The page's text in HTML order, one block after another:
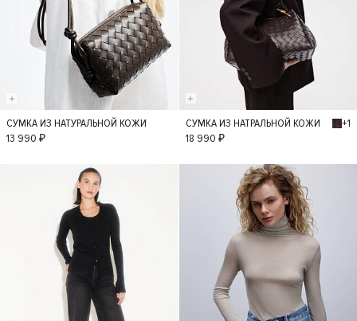
S
СУМКА ИЗ НАТУРАЛЬНОЙ КОЖИ
13 990 ₽
S
СУМКА ИЗ НАТРАЛЬНОЙ КОЖИ
+1
18 990 ₽